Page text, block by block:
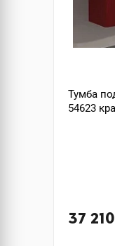
Тумба
54623
37 210